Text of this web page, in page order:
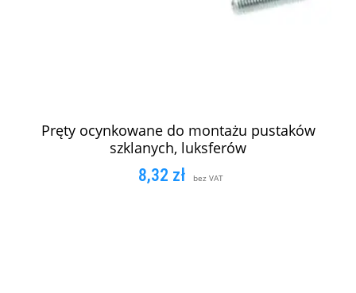
Pręty ocynkowane do montażu pustaków
szklanych, luksferów
8,32 zł bez VAT